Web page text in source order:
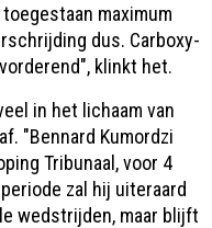
maximum
dus. Carboxy-
klinkt het.
in het lichaam van
"Bennard Kumordzi
Tribunaal, voor 4
zal hij uiteraard
wedstrijden, maar blijft